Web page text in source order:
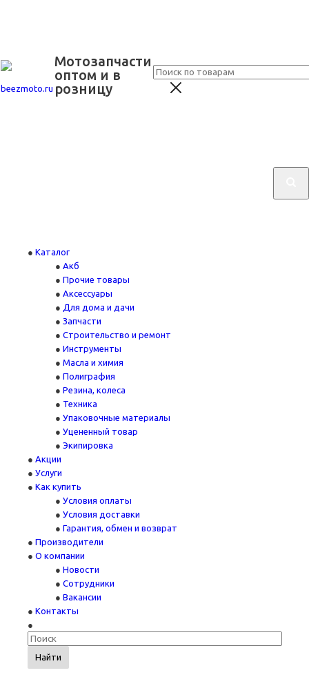
Мотозапчасти
оптом и в
розницу
Каталог
Акб
Прочие товары
Аксессуары
Для дома и дачи
Запчасти
Строительство и ремонт
Инструменты
Масла и химия
Полиграфия
Резина, колеса
Техника
Упаковочные материалы
Уцененный товар
Экипировка
Акции
Услуги
Как купить
Условия оплаты
Условия доставки
Гарантия, обмен и возврат
Производители
О компании
Новости
Сотрудники
Вакансии
Контакты
Найти